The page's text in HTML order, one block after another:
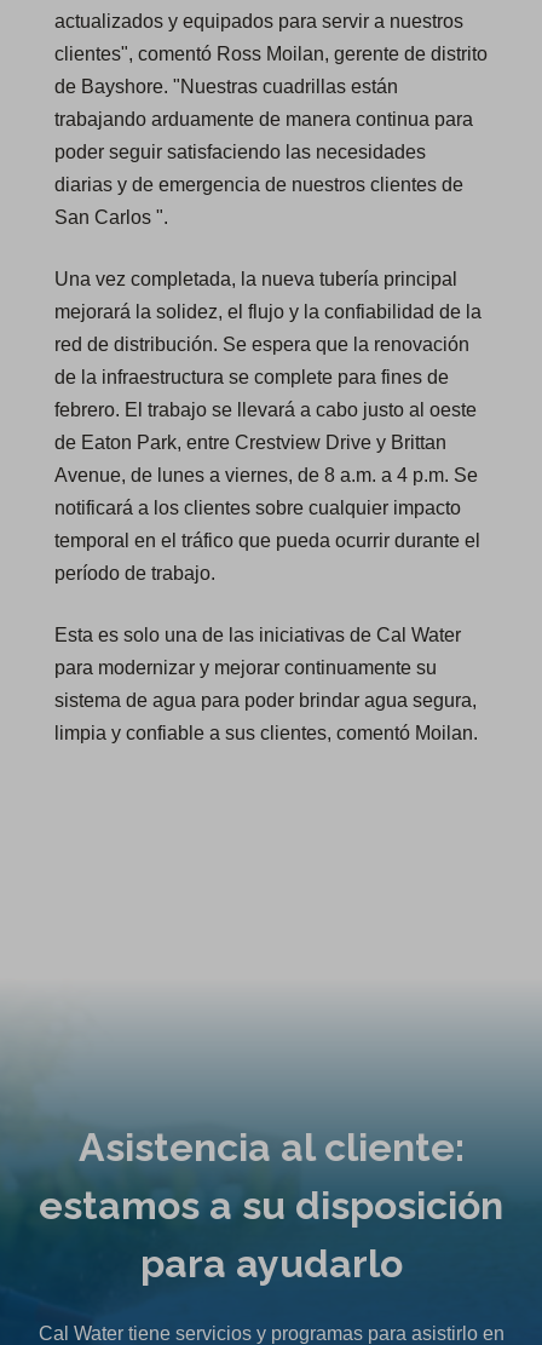
actualizados y equipados para servir a nuestros
clientes", comentó Ross Moilan, gerente de distrito
de Bayshore. "Nuestras cuadrillas están
trabajando arduamente de manera continua para
poder seguir satisfaciendo las necesidades
diarias y de emergencia de nuestros clientes de
San Carlos ".
Una vez completada, la nueva tubería principal
mejorará la solidez, el flujo y la confiabilidad de la
red de distribución. Se espera que la renovación
de la infraestructura se complete para fines de
febrero. El trabajo se llevará a cabo justo al oeste
de Eaton Park, entre Crestview Drive y Brittan
Avenue, de lunes a viernes, de 8 a.m. a 4 p.m. Se
notificará a los clientes sobre cualquier impacto
temporal en el tráfico que pueda ocurrir durante el
período de trabajo.
Esta es solo una de las iniciativas de Cal Water
para modernizar y mejorar continuamente su
sistema de agua para poder brindar agua segura,
limpia y confiable a sus clientes, comentó Moilan.
Asistencia al cliente:
estamos a su disposición
para ayudarlo
Cal Water tiene servicios y programas para asistirlo en